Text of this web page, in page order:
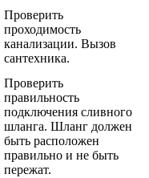
Проверить
проходимость
канализации. Вызов
сантехника.
Проверить
правильность
подключения сливного
шланга. Шланг должен
быть расположен
правильно и не быть
пережат.